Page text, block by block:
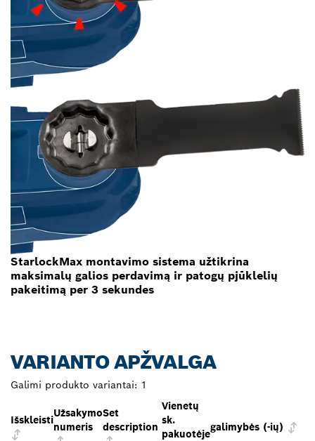
StarlockMax montavimo sistema užtikrina
maksimalų galios perdavimą ir patogų pjūklelių
pakeitimą per 3 sekundes
VARIANTO APŽVALGA
Galimi produkto variantai: 1
Išskleisti
Užsakymo
numeris
Set
description
Vienetų
sk.
pakuotėje
galimybės (-ių)